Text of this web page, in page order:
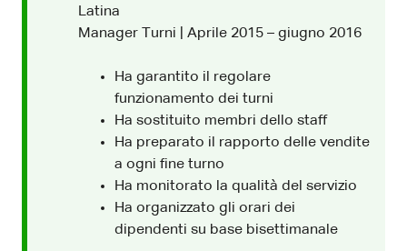
Latina
Manager Turni | Aprile 2015 – giugno 2016
Ha garantito il regolare
funzionamento dei turni
Ha sostituito membri dello staff
Ha preparato il rapporto delle vendite
a ogni fine turno
Ha monitorato la qualità del servizio
Ha organizzato gli orari dei
dipendenti su base bisettimanale